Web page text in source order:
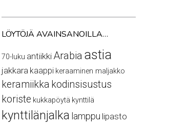
LÖYTÖJÄ AVAINSANOILLA…
70-luku antiikki Arabia astia
jakkara kaappi keraaminen maljakko
keramiikka kodinsisustus
koriste kukkapöytä kynttilä
kynttilänjalka lamppu lipasto